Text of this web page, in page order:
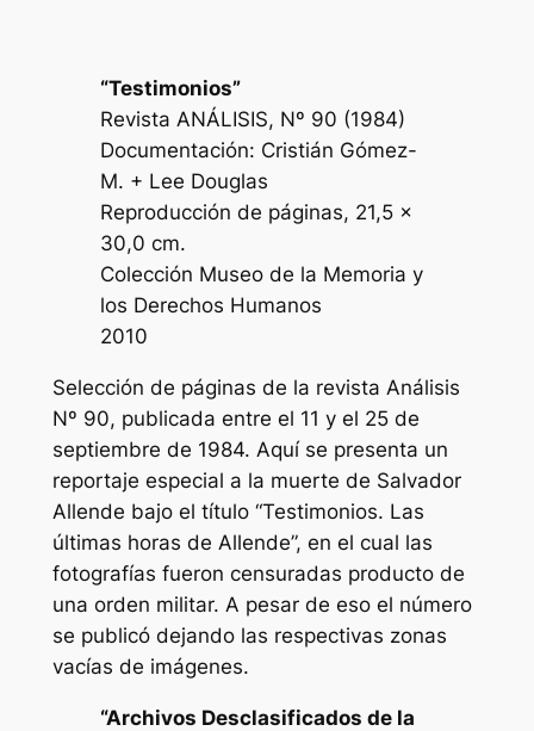
“Testimonios”
Revista ANÁLISIS, Nº 90 (1984)
Documentación: Cristián Gómez-
M. + Lee Douglas
Reproducción de páginas, 21,5 x
30,0 cm.
Colección Museo de la Memoria y
los Derechos Humanos
2010
Selección de páginas de la revista Análisis
Nº 90, publicada entre el 11 y el 25 de
septiembre de 1984. Aquí se presenta un
reportaje especial a la muerte de Salvador
Allende bajo el título “Testimonios. Las
últimas horas de Allende”, en el cual las
fotografías fueron censuradas producto de
una orden militar. A pesar de eso el número
se publicó dejando las respectivas zonas
vacías de imágenes.
“Archivos Desclasificados de la